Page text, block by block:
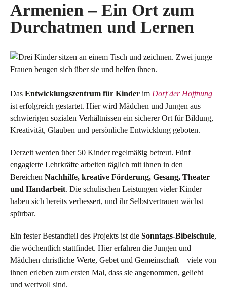
Armenien – Ein Ort zum
Durchatmen und Lernen
Das Entwicklungszentrum für Kinder im Dorf der Hoffnung
ist erfolgreich gestartet. Hier wird Mädchen und Jungen aus
schwierigen sozialen Verhältnissen ein sicherer Ort für Bildung,
Kreativität, Glauben und persönliche Entwicklung geboten.
Derzeit werden über 50 Kinder regelmäßig betreut. Fünf
engagierte Lehrkräfte arbeiten täglich mit ihnen in den
Bereichen Nachhilfe, kreative Förderung, Gesang, Theater
und Handarbeit. Die schulischen Leistungen vieler Kinder
haben sich bereits verbessert, und ihr Selbstvertrauen wächst
spürbar.
Ein fester Bestandteil des Projekts ist die Sonntags-Bibelschule,
die wöchentlich stattfindet. Hier erfahren die Jungen und
Mädchen christliche Werte, Gebet und Gemeinschaft – viele von
ihnen erleben zum ersten Mal, dass sie angenommen, geliebt
und wertvoll sind.